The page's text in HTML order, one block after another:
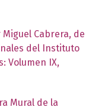
Cabrera, de
del Instituto
Volumen IX,
Mural de la